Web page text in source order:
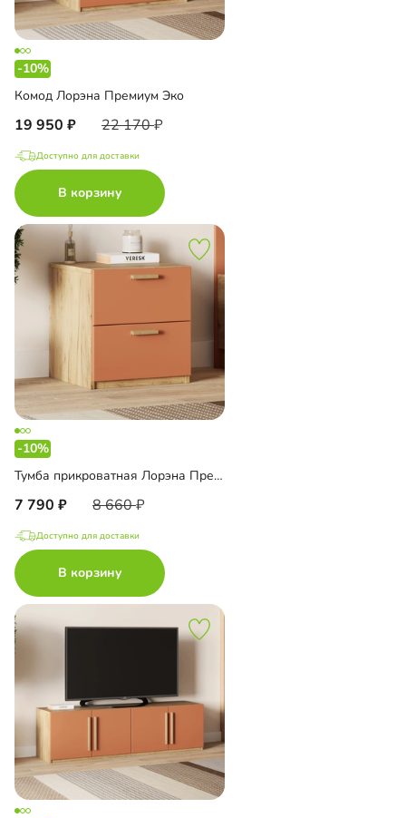
-10%
Комод Лорэна Премиум Эко
19 950 22 170
Доступно для доставки
В корзину
-10%
Тумба прикроватная Лорэна Премиум Эко
7 790 8 660
Доступно для доставки
В корзину